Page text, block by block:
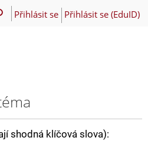
Přihlásit se Přihlásit se (EduID)
shodná klíčová slova):